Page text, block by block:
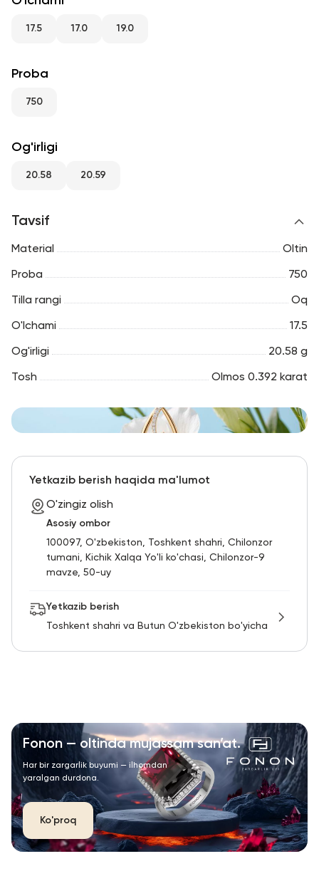
17.5 17.0 19.0
Proba
750
Og'irligi
20.58 20.59
Tavsif
Material Oltin
Proba 750
Tilla rangi Oq
O'lchami 17.5
Og'irligi 20.58 g
Tosh Olmos 0.392 karat
Yetkazib berish haqida ma'lumot
O'zingiz olish
Asosiy ombor
100097, O'zbekiston, Toshkent shahri, Chilonzor
tumani, Kichik Xalqa Yo'li ko'chasi, Chilonzor-9
mavze, 50-uy
Yetkazib berish
Toshkent shahri va Butun O'zbekiston bo'yicha
Fonon — oltinda mujassam san’at.
Har bir zargarlik buyumi — ilhomdan
yaralgan durdona.
Ko'proq